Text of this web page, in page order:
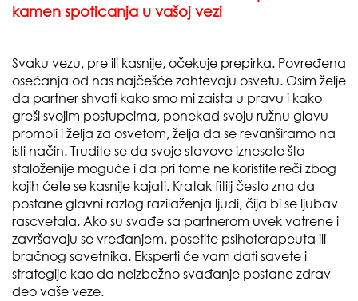
kamen spoticanja u vašoj vezi
Svaku vezu, pre ili kasnije, očekuje prepirka. Povređena
osećanja od nas najčešće zahtevaju osvetu. Osim želje
da partner shvati kako smo mi zaista u pravu i kako
greši svojim postupcima, ponekad svoju ružnu glavu
promoli i želja za osvetom, želja da se revanširamo na
isti način. Trudite se da svoje stavove iznesete što
staloženije moguće i da pri tome ne koristite reči zbog
kojih ćete se kasnije kajati. Kratak fitilj često zna da
postane glavni razlog razilaženja ljudi, čija bi se ljubav
rascvetala. Ako su svađe sa partnerom uvek vatrene i
završavaju se vređanjem, posetite psihoterapeuta ili
bračnog savetnika. Eksperti će vam dati savete i
strategije kao da neizbežno svađanje postane zdrav
deo vaše veze.